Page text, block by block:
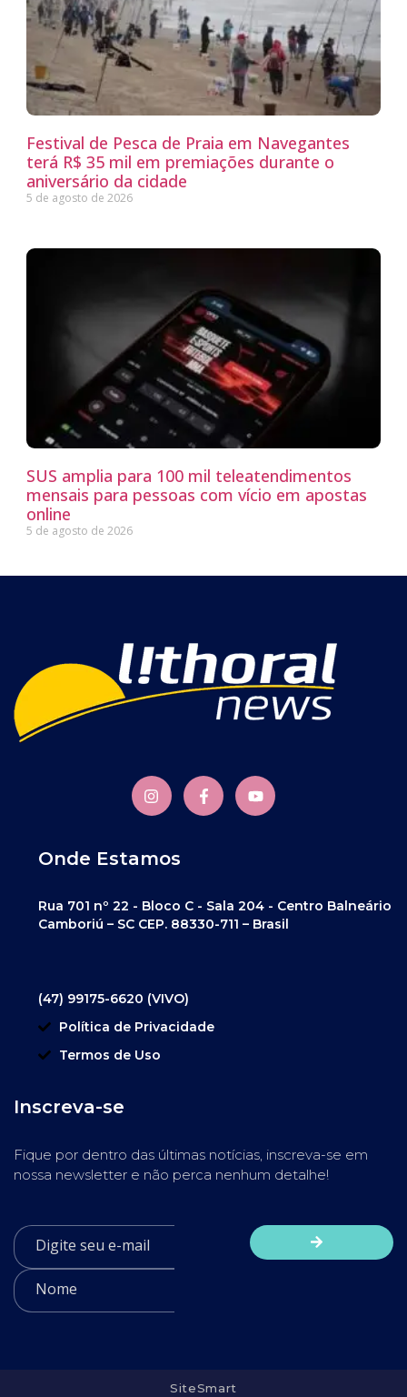
Festival de Pesca de Praia em Navegantes
terá R$ 35 mil em premiações durante o
aniversário da cidade
5 de agosto de 2026
SUS amplia para 100 mil teleatendimentos
mensais para pessoas com vício em apostas
online
5 de agosto de 2026
Onde Estamos
Rua 701 nº 22 - Bloco C - Sala 204 - Centro Balneário
Camboriú – SC CEP. 88330-711 – Brasil
(47) 99175-6620 (VIVO)
Política de Privacidade
Termos de Uso
Inscreva-se
Fique por dentro das últimas notícias, inscreva-se em
nossa newsletter e não perca nenhum detalhe!
SiteSmart